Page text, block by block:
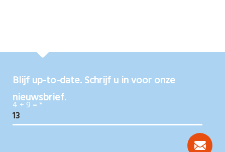
Blijf up-to-date. Schrijf u in voor onze
nieuwsbrief.
4 + 9 = *